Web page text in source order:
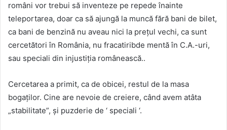
români vor trebui să inventeze pe repede înainte
teleportarea, doar ca să ajungă la muncă fără bani de bilet,
ca bani de benzină nu aveau nici la prețul vechi, ca sunt
cercetători în România, nu fracatiribde mentă în C.A.-uri,
sau speciali din injustiția românească..
Cercetarea a primit, ca de obicei, restul de la masa
bogaților. Cine are nevoie de creiere, când avem atâta
„stabilitate”, și puzderie de ‘ speciali ‘.